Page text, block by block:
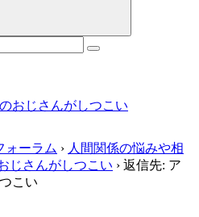
おじさんがしつこい
ォーラム › 人間関係の悩みや相
じさんがしつこい › 返信先: ア
こい